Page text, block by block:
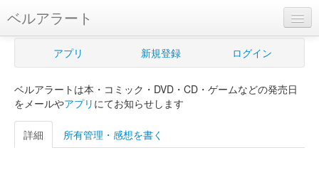
ベルアラート
ベルアラートとは
新規登録
ログイン
アプリ 新規登録 ログイン
ベルアラートは本・コミック・DVD・CD・ゲームなどの発売日
をメールやアプリ にてお知らせします
詳細 所有管理・感想を書く